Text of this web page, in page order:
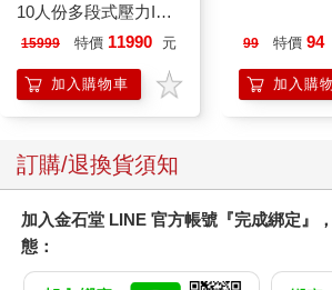
10人份多段式壓力IH
微電腦電子鍋(NP-
15999 特價 11990 元
加入購物車
99 特價 94
加入購
訂購/退換貨須知
加入金石堂 LINE 官方帳號『完成綁定』
態：